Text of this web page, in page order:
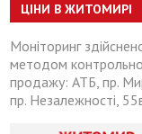
ЦІНИ В ЖИТОМИРІ
Моніторинг
методом
продажу: АТБ, пр.
пр. Незалежності,